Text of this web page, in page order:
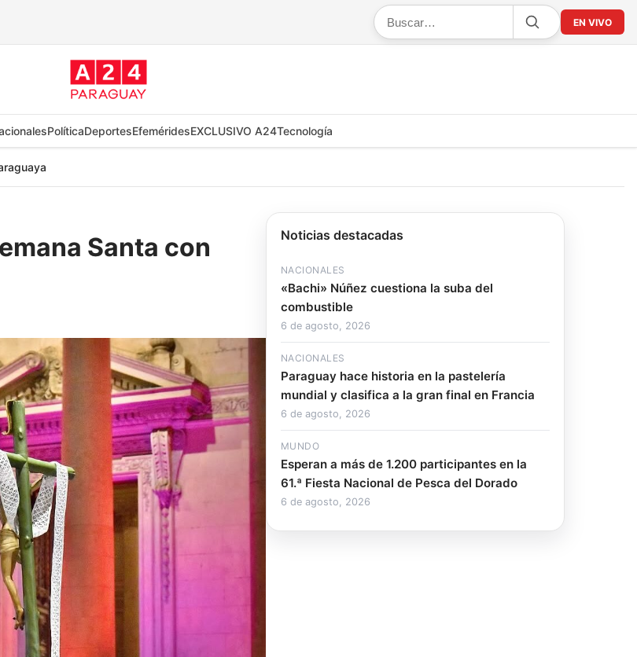
EN VIVO
PolíticaDeportesEfeméridesEXCLUSIVO A24Tecnología
Santa con
Noticias destacadas
NACIONALES
«Bachi» Núñez cuestiona la suba del
combustible
6 de agosto, 2026
NACIONALES
Paraguay hace historia en la pastelería
mundial y clasifica a la gran final en Francia
6 de agosto, 2026
MUNDO
Esperan a más de 1.200 participantes en la
61.ª Fiesta Nacional de Pesca del Dorado
6 de agosto, 2026